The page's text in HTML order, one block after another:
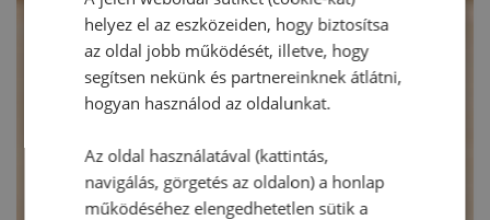
helyez el az eszközeiden, hogy biztosítsa
az oldal jobb működését, illetve, hogy
segítsen nekünk és partnereinknek átlátni,
hogyan használod az oldalunkat.
Az oldal használatával (kattintás,
navigálás, görgetés az oldalon) a honlap
működéséhez elengedhetetlen sütik a